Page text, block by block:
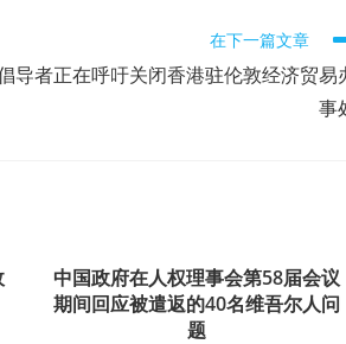
在下一篇文章
导者正在呼吁关闭香港驻伦敦经济贸易
事
中国政府在人权理事会第58届会议
期间回应被遣返的40名维吾尔人问
题